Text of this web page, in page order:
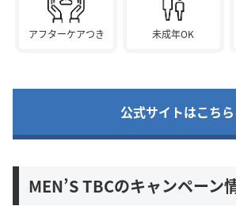
アフターケアつき 未成年OK
公式サイトはこちら
MEN’S TBCのキャンペーン